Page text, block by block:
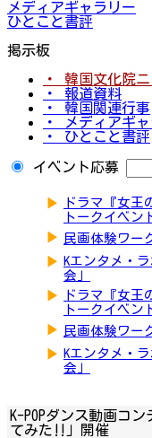
メディアギャラリー
ひとこと書評
掲示板
・ 韓国文化院
・ 報道資料
・ 韓国関連行事
・ メディアギ
・ ひとこと書評
イベント応募
▶
ドラマ『女王
トークイベン
▶ 民画体験ワー
▶ Kエンタメ・
会」
▶
ドラマ『女王
トークイベン
▶ 民画体験ワー
▶ Kエンタメ・
会」
K-POPダンス動画コ
てみた‼」開催